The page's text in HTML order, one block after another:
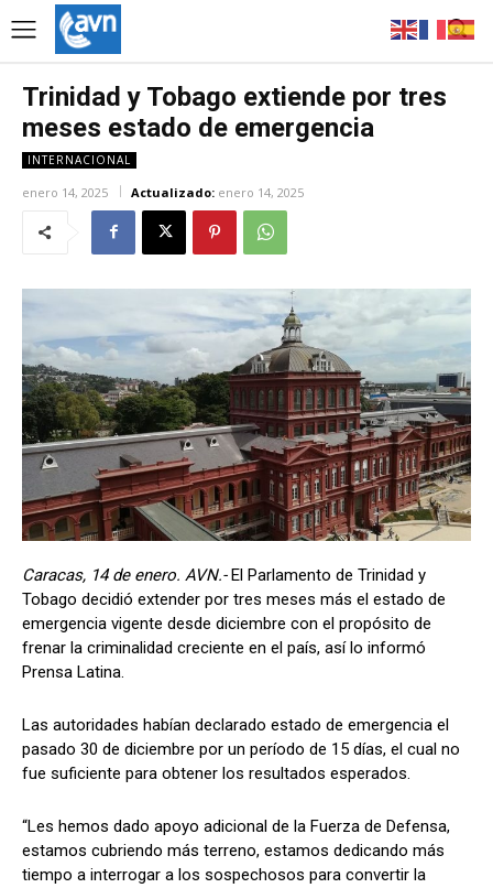
Trinidad y Tobago extiende por tres
meses estado de emergencia
INTERNACIONAL
enero 14, 2025 Actualizado: enero 14, 2025
Caracas, 14 de enero. AVN.- El Parlamento de Trinidad y
Tobago decidió extender por tres meses más el estado de
emergencia vigente desde diciembre con el propósito de
frenar la criminalidad creciente en el país, así lo informó
Prensa Latina.
Las autoridades habían declarado estado de emergencia el
pasado 30 de diciembre por un período de 15 días, el cual no
fue suficiente para obtener los resultados esperados.
“Les hemos dado apoyo adicional de la Fuerza de Defensa,
estamos cubriendo más terreno, estamos dedicando más
tiempo a interrogar a los sospechosos para convertir la